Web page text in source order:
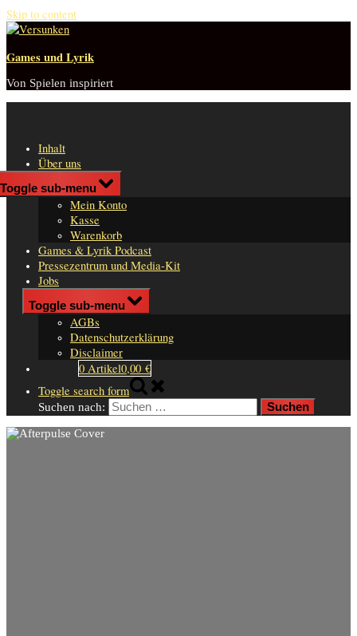
Skip to content
Games und Lyrik
Von Spielen inspiriert
Inhalt
Über uns
Shop
Toggle sub-menu
Mein Konto
Kasse
Warenkorb
Games & Lyrik Podcast
Pressezentrum und Media-Kit
Jobs
Impressum
Toggle sub-menu
AGBs
Datenschutzerklärung
Disclaimer
0 Artikel0,00 €
Toggle search form
Suchen nach: